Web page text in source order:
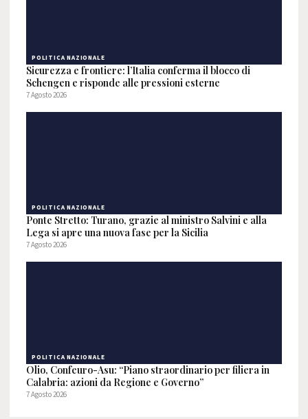
POLITICA NAZIONALE
Sicurezza e frontiere: l’Italia conferma il blocco di
Schengen e risponde alle pressioni esterne
7 Agosto 2026
POLITICA NAZIONALE
Ponte Stretto: Turano, grazie al ministro Salvini e alla
Lega si apre una nuova fase per la Sicilia
7 Agosto 2026
POLITICA NAZIONALE
Olio, Confeuro-Asu: “Piano straordinario per filiera in
Calabria: azioni da Regione e Governo”
7 Agosto 2026